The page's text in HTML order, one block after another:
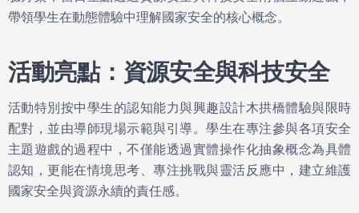
帶領學生在動態體驗中理解國家安全的核心概念。
活動亮點：資源安全與科技安全
活動特別按中學生的認知能力與興趣設計木拱橋體驗與限時
配對，並由導師現場示範與引導。學生在專注參與各項安全
主題遊戲的過程中，不僅能透過實體操作化抽象概念為具體
認知，更能在情境思考、專注挑戰與靈活反應中，建立維護
國家安全與資源永續的責任感。